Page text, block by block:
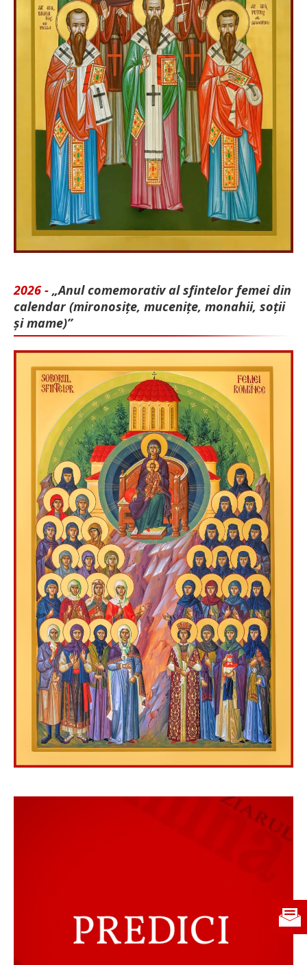
2026 - „Anul comemorativ al sfintelor femei din
calendar (mironosițe, mu­cenițe, monahii, soții
și mame)”